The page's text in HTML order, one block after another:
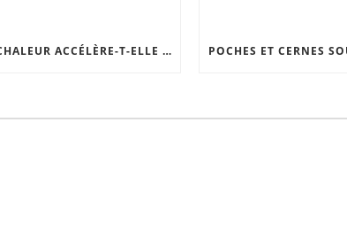
LA CHALEUR ACCÉLÈRE-T-ELLE VRAIMENT LE VIEILLISSEMENT DE LA PEAU ?